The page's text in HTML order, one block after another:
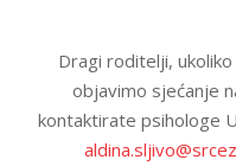
Dragi roditelji,
objavimo sjećanje
kontaktirate psihologe